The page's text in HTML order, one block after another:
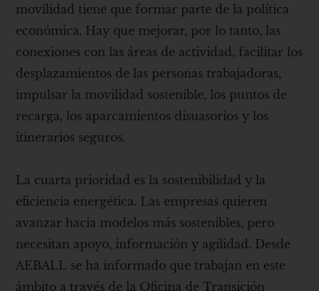
movilidad tiene que formar parte de la política
económica. Hay que mejorar, por lo tanto, las
conexiones con las áreas de actividad, facilitar los
desplazamientos de las personas trabajadoras,
impulsar la movilidad sostenible, los puntos de
recarga, los aparcamientos disuasorios y los
itinerarios seguros.
La cuarta prioridad es la sostenibilidad y la
eficiencia energética. Las empresas quieren
avanzar hacia modelos más sostenibles, pero
necesitan apoyo, información y agilidad. Desde
AEBALL se ha informado que trabajan en este
ámbito a través de la Oficina de Transición